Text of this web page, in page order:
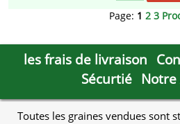
Page: 1 2 3
les frais de livraison
Sécurtié Notre
Toutes les graines vendues sont